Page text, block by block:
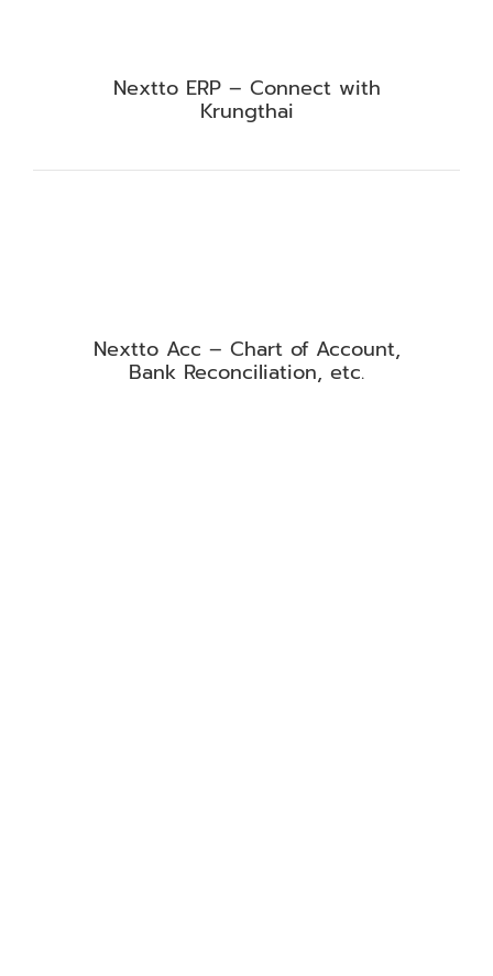
Nextto ERP – Connect with
Krungthai
Nextto Acc – Chart of Account,
Bank Reconciliation, etc.